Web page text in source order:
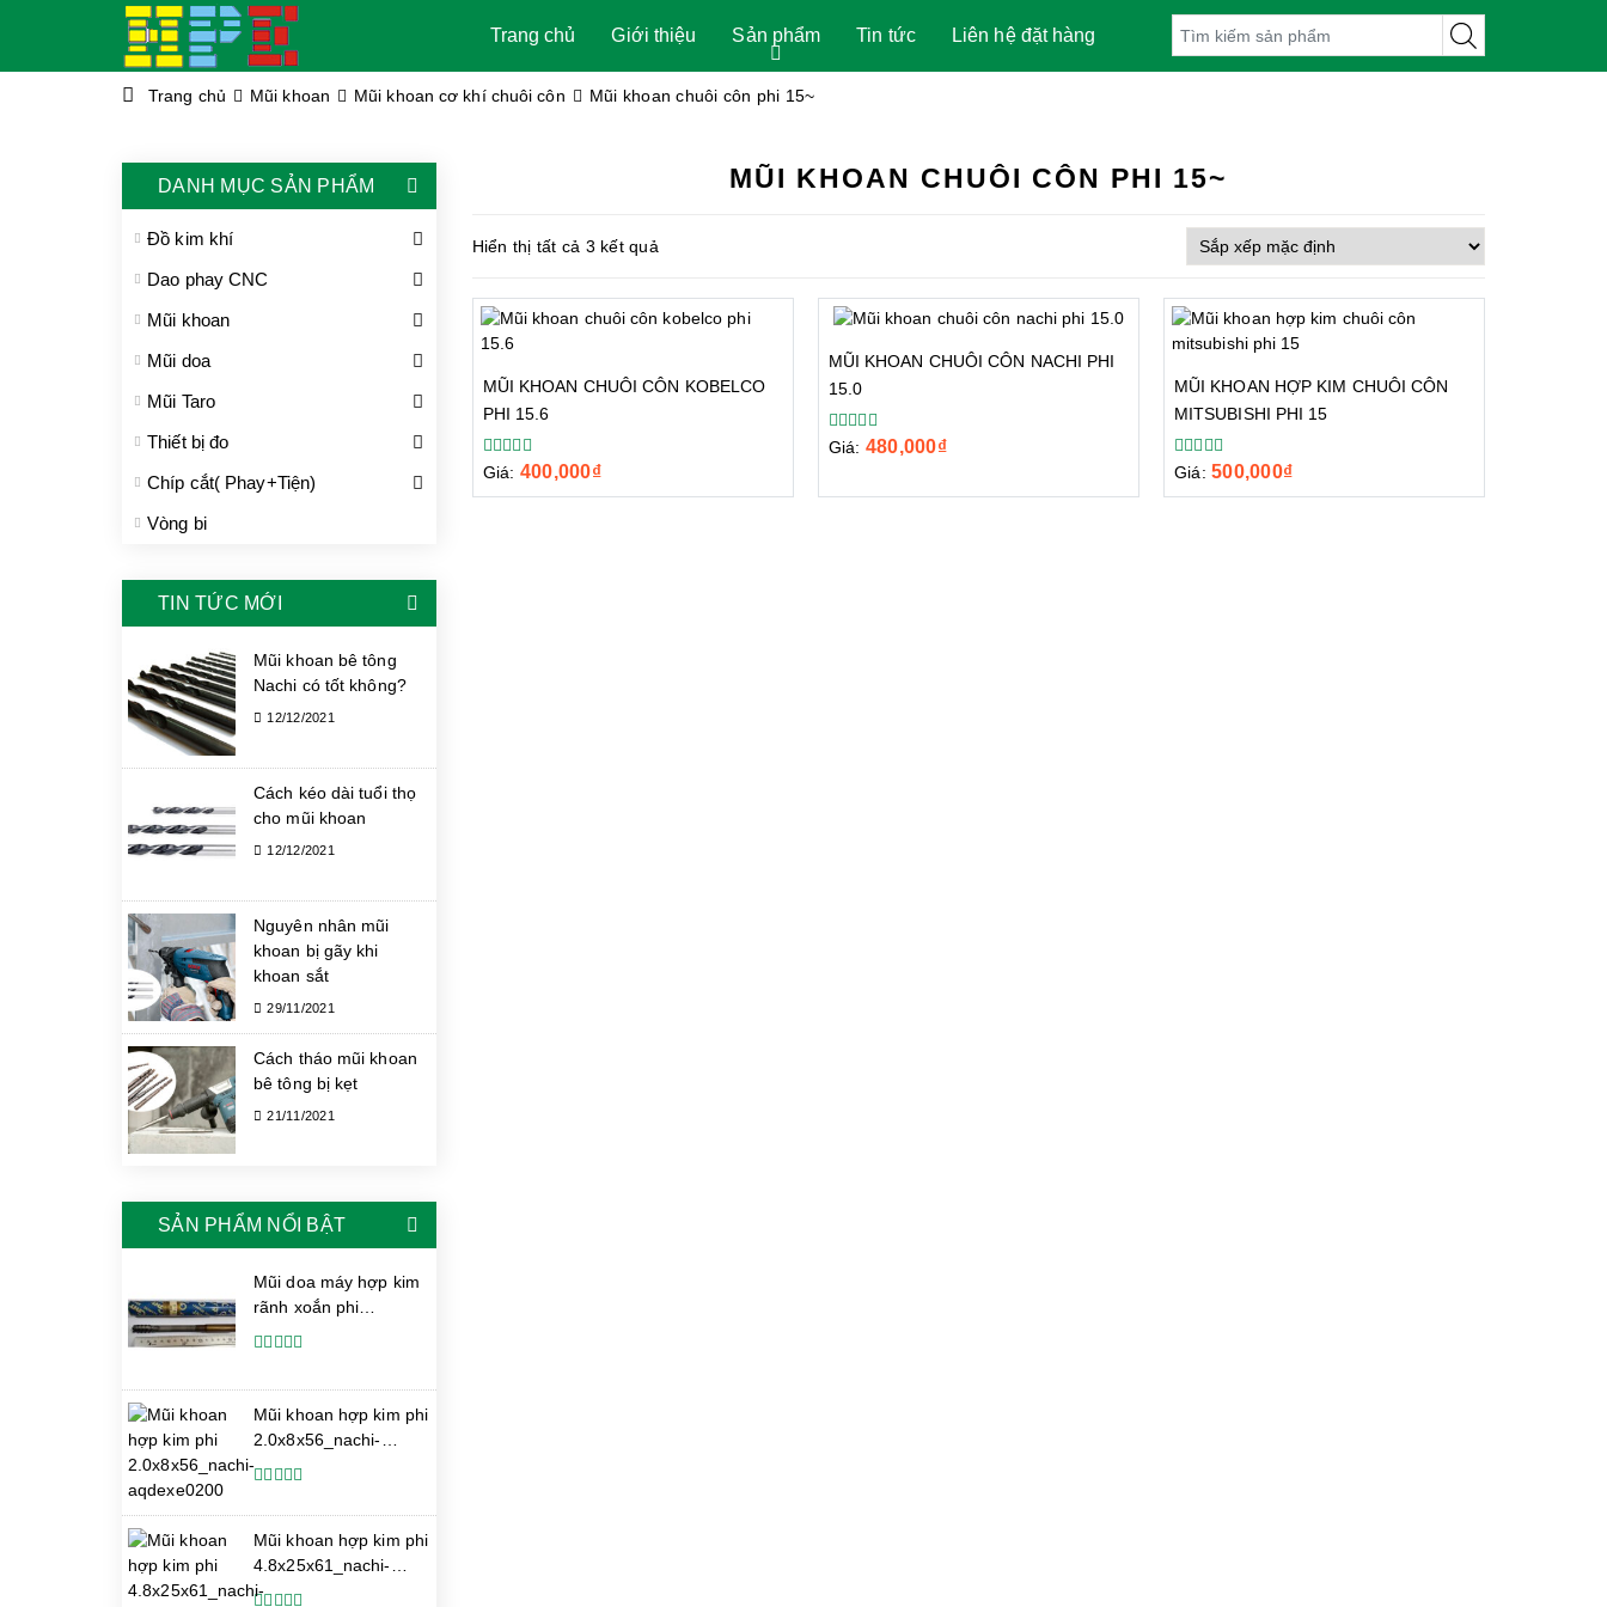
Trang chủ Giới thiệu Sản phẩm Tin tức Liên hệ đặt hàng
Trang chủ Mũi khoan Mũi khoan cơ khí chuôi côn Mũi khoan chuôi côn phi 15~
DANH MỤC SẢN PHẨM
Đồ kim khí
Dao phay CNC
Mũi khoan
Mũi doa
Mũi Taro
Thiết bị đo
Chíp cắt( Phay+Tiện)
Vòng bi
TIN TỨC MỚI
Mũi khoan bê tông
Nachi có tốt không?
12/12/2021
Cách kéo dài tuổi thọ
cho mũi khoan
12/12/2021
Nguyên nhân mũi
khoan bị gãy khi
khoan sắt
29/11/2021
Cách tháo mũi khoan
bê tông bị kẹt
21/11/2021
SẢN PHẨM NỔI BẬT
Mũi doa máy hợp kim
rãnh xoắn phi
12.1_gn-tool
Mũi khoan hợp kim phi
2.0x8x56_nachi-
aqdexe0200
Mũi khoan hợp kim phi
4.8x25x61_nachi-
aqdexs0480
MŨI KHOAN CHUÔI CÔN PHI 15~
Hiển thị tất cả 3 kết quả
MŨI KHOAN CHUÔI CÔN KOBELCO
PHI 15.6
Giá: 400,000₫
MŨI KHOAN CHUÔI CÔN NACHI PHI
15.0
Giá: 480,000₫
MŨI KHOAN HỢP KIM CHUÔI CÔN
MITSUBISHI PHI 15
Giá: 500,000₫